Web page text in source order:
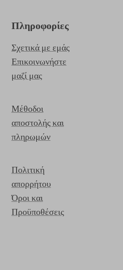
Πληροφορίες
Σχετικά με εμάς
Επικοινωνήστε
μαζί μας
Μέθοδοι
αποστολής και
πληρωμών
Πολιτική
απορρήτου
Όροι και
Προϋποθέσεις